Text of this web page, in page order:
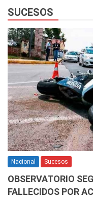
SUCESOS
Nacional Sucesos
OBSERVATORIO
FALLECIDOS POR